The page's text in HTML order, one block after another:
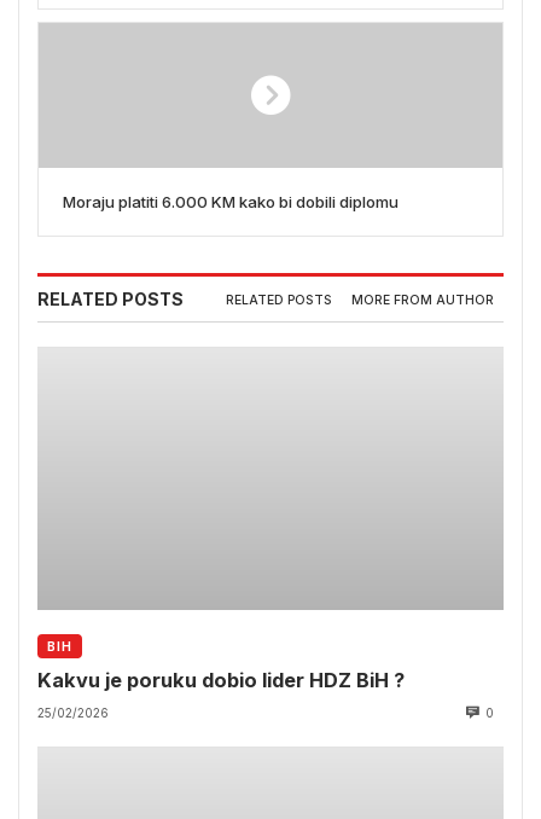
Moraju platiti 6.000 KM kako bi dobili diplomu
RELATED POSTS RELATED POSTS MORE FROM AUTHOR
BIH
Kakvu je poruku dobio lider HDZ BiH ?
25/02/2026 0